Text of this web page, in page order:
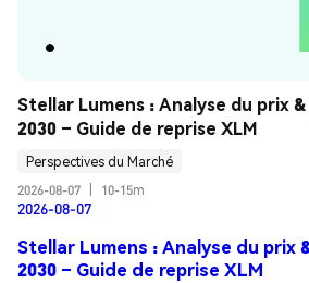
Stellar Lumens : Analyse du prix
2030 – Guide de reprise XLM
Perspectives du Marché
2026-08-07
10-15m
2026-08-07
Stellar Lumens : Analyse du prix
2030 – Guide de reprise XLM